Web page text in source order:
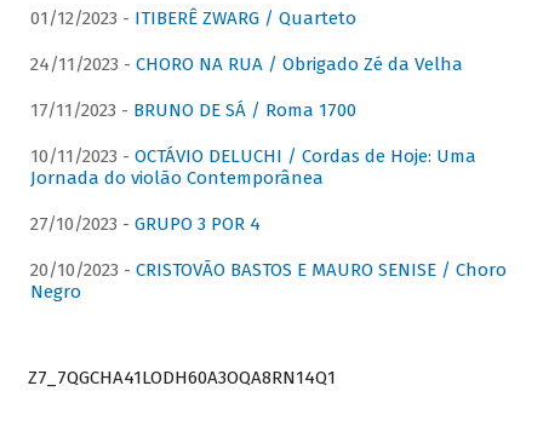
01/12/2023 - ITIBERÊ ZWARG / Quarteto
24/11/2023 - CHORO NA RUA / Obrigado Zé da Velha
17/11/2023 - BRUNO DE SÁ / Roma 1700
10/11/2023 - OCTÁVIO DELUCHI / Cordas de Hoje: Uma
Jornada do violão Contemporânea
27/10/2023 - GRUPO 3 POR 4
20/10/2023 - CRISTOVÃO BASTOS E MAURO SENISE / Choro
Negro
Z7_7QGCHA41LODH60A3OQA8RN14Q1